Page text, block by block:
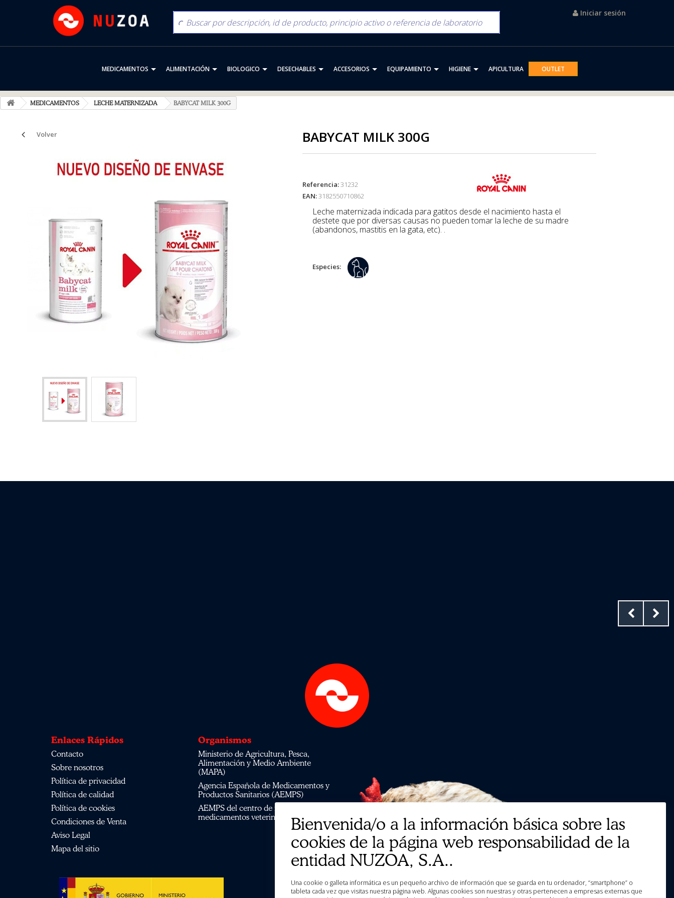
Iniciar sesión
MEDICAMENTOS ALIMENTACIÓN BIOLOGICO DESECHABLES ACCESORIOS EQUIPAMIENTO HIGIENE APICULTURA OUTLET
MEDICAMENTOS LECHE MATERNIZADA BABYCAT MILK 300G
Volver BABYCAT MILK 300G
Referencia:31232
EAN:3182550710862
Leche maternizada indicada para gatitos desde el nacimiento hasta el
destete que por diversas causas no pueden tomar la leche de su madre
(abandonos, mastitis en la gata, etc). .
Especies:
Enlaces Rápidos
Contacto
Sobre nosotros
Política de privacidad
Política de calidad
Política de cookies
Condiciones de Venta
Aviso Legal
Mapa del sitio
Organismos
Ministerio de Agricultura, Pesca,
Alimentación y Medio Ambiente
(MAPA)
Agencia Española de Medicamentos y
Productos Sanitarios (AEMPS)
AEMPS del centro de información de
medicamentos veterinarios CIMAVETBienvenida/o a la información básica sobre las
cookies de la página web responsabilidad de la
entidad NUZOA, S.A..
Una cookie o galleta informática es un pequeño archivo de información que se guarda en tu ordenador, “smartphone” o
tableta cada vez que visitas nuestra página web. Algunas cookies son nuestras y otras pertenecen a empresas externas que